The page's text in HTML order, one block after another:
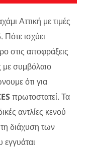
Αττική με τιμές
ισχύει
στις αποφράξεις
με συμβόλαιο
ότι για
πρωτοστατεί. Τα
αντλίες κενού
διάχυση των